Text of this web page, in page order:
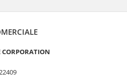
CORPORATION